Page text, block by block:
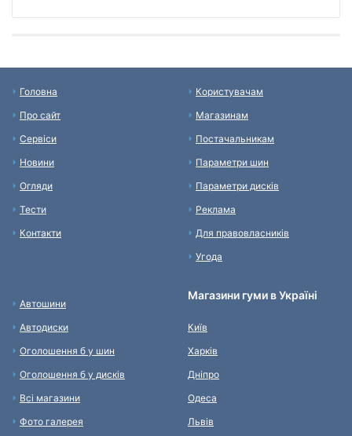
Головна
Про сайт
Сервіси
Новини
Огляди
Тести
Контакти
Користувачам
Магазинам
Постачальникам
Параметри шин
Параметри дисків
Реклама
Для правовласників
Угода
Автошини
Автодиски
Оголошення б у шин
Оголошення б у дисків
Всі магазини
Фото галерея
Магазини гуми в Україні
Київ
Харків
Дніпро
Одеса
Львів